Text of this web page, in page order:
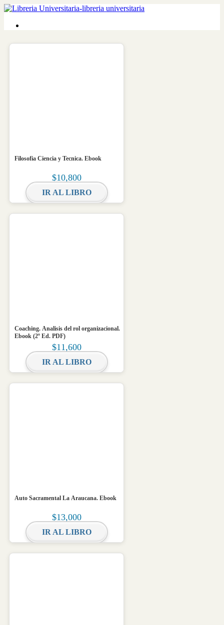
Filosofia Ciencia y Tecnica. Ebook
$10,800
IR AL LIBRO
Coaching. Analisis del rol organizacional.
Ebook (2º Ed. PDF)
$11,600
IR AL LIBRO
Auto Sacramental La Araucana. Ebook
$13,000
IR AL LIBRO